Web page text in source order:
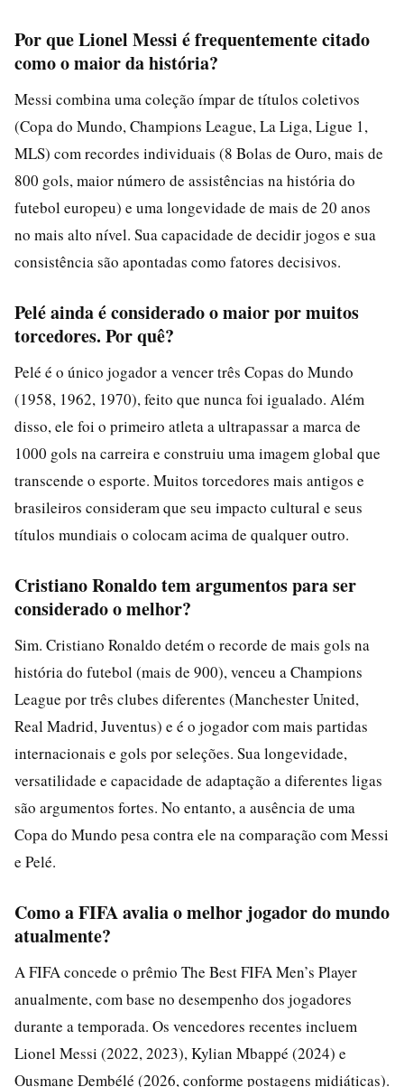
Por que Lionel Messi é frequentemente citado
como o maior da história?
Messi combina uma coleção ímpar de títulos coletivos
(Copa do Mundo, Champions League, La Liga, Ligue 1,
MLS) com recordes individuais (8 Bolas de Ouro, mais de
800 gols, maior número de assistências na história do
futebol europeu) e uma longevidade de mais de 20 anos
no mais alto nível. Sua capacidade de decidir jogos e sua
consistência são apontadas como fatores decisivos.
Pelé ainda é considerado o maior por muitos
torcedores. Por quê?
Pelé é o único jogador a vencer três Copas do Mundo
(1958, 1962, 1970), feito que nunca foi igualado. Além
disso, ele foi o primeiro atleta a ultrapassar a marca de
1000 gols na carreira e construiu uma imagem global que
transcende o esporte. Muitos torcedores mais antigos e
brasileiros consideram que seu impacto cultural e seus
títulos mundiais o colocam acima de qualquer outro.
Cristiano Ronaldo tem argumentos para ser
considerado o melhor?
Sim. Cristiano Ronaldo detém o recorde de mais gols na
história do futebol (mais de 900), venceu a Champions
League por três clubes diferentes (Manchester United,
Real Madrid, Juventus) e é o jogador com mais partidas
internacionais e gols por seleções. Sua longevidade,
versatilidade e capacidade de adaptação a diferentes ligas
são argumentos fortes. No entanto, a ausência de uma
Copa do Mundo pesa contra ele na comparação com Messi
e Pelé.
Como a FIFA avalia o melhor jogador do mundo
atualmente?
A FIFA concede o prêmio The Best FIFA Men’s Player
anualmente, com base no desempenho dos jogadores
durante a temporada. Os vencedores recentes incluem
Lionel Messi (2022, 2023), Kylian Mbappé (2024) e
Ousmane Dembélé (2026, conforme postagens midiáticas).